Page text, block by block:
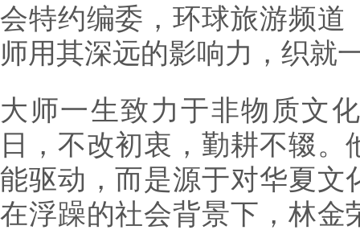
会特约编委，环球旅游频
师用其深远的影响力，织就
大师一生致力于非物质文
日，不改初衷，勤耕不辍
能驱动，而是源于对华夏
在浮躁的社会背景下，林金